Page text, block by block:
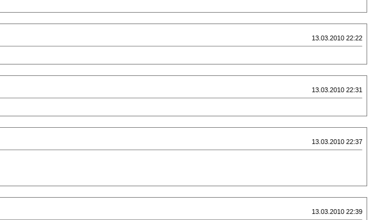
13.03.2010 22:22
13.03.2010 22:31
13.03.2010 22:37
13.03.2010 22:39